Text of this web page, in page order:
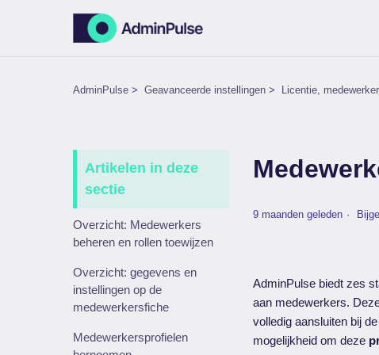
AdminPulse Geavanceerde instellingen Licentie,
Artikelen in deze
sectie
Overzicht: Medewerkers
beheren en rollen toewijzen
Overzicht: gegevens en
instellingen op de
medewerkersfiche
Medewerkersprofielen
9 maanden geleden
AdminPulse biedt zes
aan medewerkers.
volledig aansluiten bij
mogelijkheid om deze